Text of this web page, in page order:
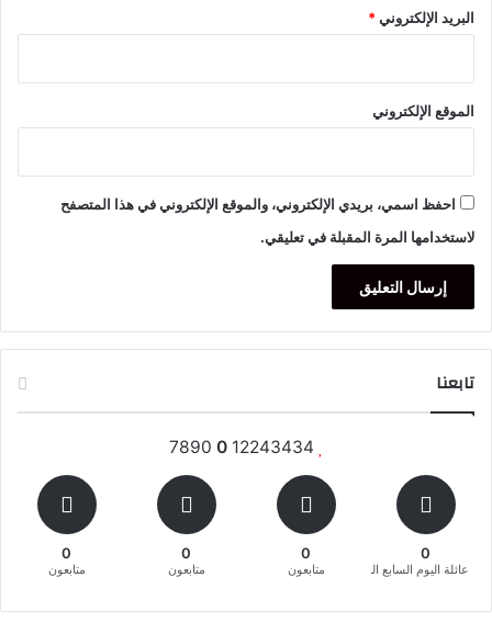
البريد الإلكتروني*
الموقع الإلكتروني
احفظ اسمي، بريدي الإلكتروني، والموقع الإلكتروني في هذا المتصفح
لاستخدامها المرة المقبلة في تعليقي.
تابعنا
12243434
0
0
عائلة اليوم السابع المغربية
0
متابعون
0
متابعون
0
متابعون